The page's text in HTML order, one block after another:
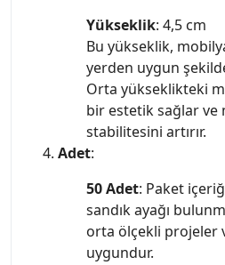
Yükseklik: 4,5 cm
Bu yükseklik,
yerden uygun
Orta yükseklikteki
bir estetik sağlar ve
stabilitesini artırır.
Adet:
50 Adet: Paket
sandık ayağı
orta ölçekli projeler
uygundur.